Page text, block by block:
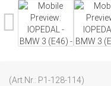
(Art.Nr.: P1-128-114)